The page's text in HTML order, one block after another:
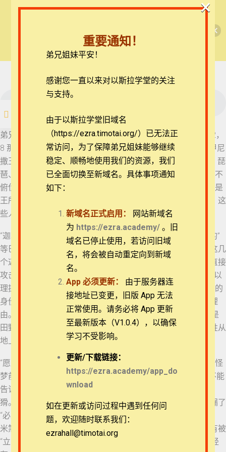
ezrahall@timotai.org
首页 每日读经/灵修 【西罗亚池灵修】但以理书
但以理书每日灵修
16 但以理书 3:8-12
17 但以理书 3:13-18
18 但以理书 3:19-23
19 但以理书 3:24-26
20 但以理书 3:27-30
21 但以理书 4:1-3
22 但以理书 4:4-7
23 但以理书 4:8-12
24 但以理书 4:13-17
25 但以理书 4:18-19
26 但以理书 4:20-23
弟兄姐妹平安。我们今天一起来思想的经文是但以理书3:8-12，
8 那时，有几个迦勒底人进前来控告犹大人。 9 他们对尼布甲尼
撒王说：“愿王万岁！ 10 王啊，你曾降旨说，凡听见角、笛、琵
琶、琴、瑟、笙和各样乐器声音的都当俯伏敬拜金像； 11 凡不
俯伏敬拜的，必扔在烈火的窑中。 12 现在有几个犹大人，就是
王所派管理巴比伦省事务的沙得拉、米煞、亚伯尼歌，王啊，这
些人不理你，不事奉你的神，也不敬拜你所立的金像。”
“迦勒底人”在前面的故事中成为了“术士、用法术的、行邪术的”
等巴比伦的哲士的统称，已经由空降的犹大人但以理掌管。这几
个迦勒底人不知恩图报，对新任领导心怀不满，但不好立即直接
攻击王面前的红人，就先构陷担任地方官长的犹大人——被但以
理提携的同为犹大人的三位同伴。但以理与他们同为“犹大人”的
身份，为迦勒底人绕过但以理、越级报告给王提供了正当的理
由。“控告”一词在原文本意是“吃……碎块”，这些“迦勒底人”像是
田野中的恶兽，不放过已经被撕碎的犹大民族，要让神的百姓从
地上完全消失。
“愿王万岁！”是迦勒底人第一次朝见尼布甲尼撒时，请王讲述怪
梦前的敬语，比起但以理回答王时的单刀直入——“迦勒底人不能
告诉王那奥秘事”，他们表面的毕恭毕敬凸显出内里的虚伪狡
猾。迦勒底人首先几乎一字不差地重复了谕令，只是故意遗漏了
“必立时扔在烈火的窑中”中的“立时”。一是事实上的确沙得拉、
米煞、亚伯尼歌因为他们管理巴比伦省事务的特殊地位，没有被
“立时”扔在烈火的窑中，二是似乎他们在为王挽留面子——已经
团体报名及课程定制咨询：ezrahall@timotai.org
退换政策
隐私策略
常见问题
APP下载
联系我们
关于我们
Copyright © 2022-2026 Timothy Training International,
重要通知！
弟兄姐妹平安！
感谢您一直以来对以斯拉学堂的关注
与支持。
由于以斯拉学堂旧域名
（https://ezra.timotai.org/）已无法正
常访问， 为了保障弟兄姐妹能够继续
稳定、顺畅地使用我们的资源，我们
已全面切换至新域名。具体事项通知
如下：
新域名正式启用：
网站新域名
为 https://ezra.academy/ 。旧
域名已停止使用，若访问旧域
名，将会被自动重定向到新域
名。
App必须更新：
由于服务器连
接地址已变更，旧版 App 无法
正常使用。请务必将 App 更新
至最新版本（V1.0.4），以确保
学习不受影响。
更新/下载链接：
https://ezra.academy/app_do
wnload
如在更新或访问过程中遇到任何问
题，欢迎随时联系我们：
ezrahall@timotai.org
×
查看课程